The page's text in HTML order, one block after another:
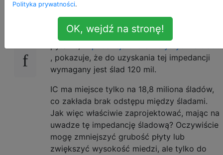
11
Obecnie pracuję nad projektem, w którym
jeden z moich układów scalonych określa
użycie śladu 50 omów. Odpowiedź na to
, pokazuje, że do uzyskania tej impedancji
wymagany jest ślad 120 mil.
IC ma miejsce tylko na 18,8 miliona śladów,
co zakłada brak odstępu między śladami.
Jak więc właściwie zaprojektować, mając na
uwadze tę impedancję śladową? Oczywiście
mogę zmniejszyć grubość płyty lub
zwiększyć wysokość miedzi, ale tylko do
Polityka prywatności.
OK, wejdź na stronę!